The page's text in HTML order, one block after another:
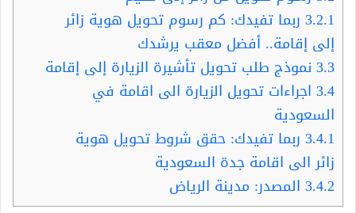
3.2.1 ربما تفيدك: كم رسوم تحويل هوية زائر
إلى إقامة.. أفضل معقب يرشدك
3.3 نموذج طلب تحويل تأشيرة الزيارة إلى إقامة
3.4 اجراءات تحويل الزيارة الى اقامة في
السعودية
3.4.1 ربما تفيدك: حقق شروط تحويل هوية
زائر الى اقامة جدة السعودية
3.4.2 المصدر: مدينة الرياض